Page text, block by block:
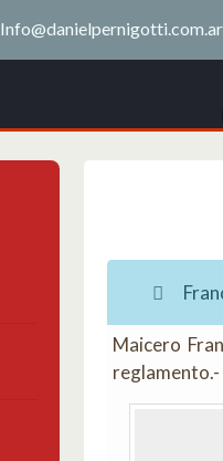
Info@danielpernigotti.com.ar
Maicero
reglamento.-